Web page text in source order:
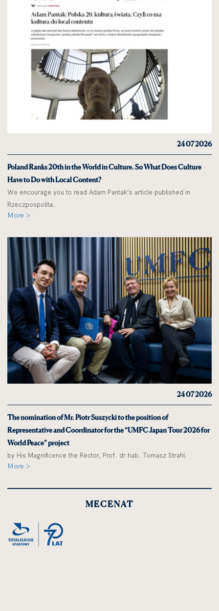
24 07 2026
Poland Ranks 20th in the World in Culture. So What Does Culture
Have to Do with Local Content?
We encourage you to read Adam Pantak’s article published in
Rzeczpospolita.
More >
24 07 2026
The nomination of Mr. Piotr Suszycki to the position of
Representative and Coordinator for the “UMFC Japan Tour 2026 for
World Peace” project
by His Magnificence the Rector, Prof. dr hab. Tomasz Strahl.
More >
MECENAT